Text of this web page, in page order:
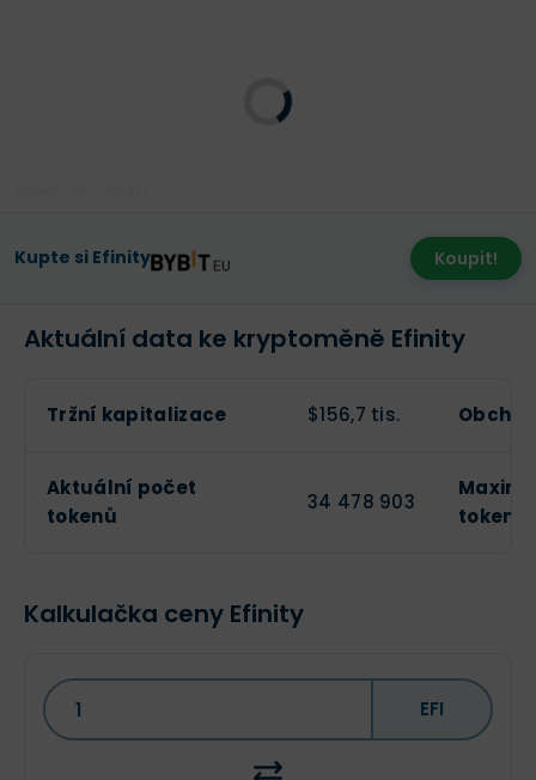
Kupte si Efinity Koupit!
Aktuální data ke kryptoměně Efinity
Tržní kapitalizace $156,7 tis.
Aktuální počet
tokenů
34 478 903
tokenů
Kalkulačka ceny Efinity
EFI